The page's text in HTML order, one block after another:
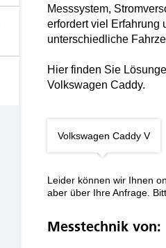
Messsystem,
erfordert viel Erfahrung
unterschiedliche
Hier finden Sie
Volkswagen Caddy.
Volkswagen Caddy V
Leider können wir Ihnen
aber über Ihre Anfrage.
Messtechnik von: